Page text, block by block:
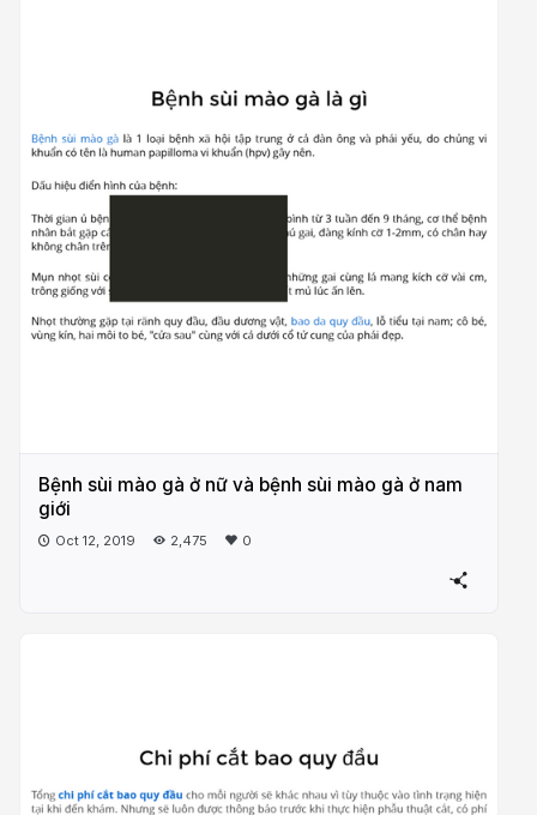
Bệnh sùi mào gà ở nữ và bệnh sùi mào gà ở nam
giới
Oct 12, 2019 2,475 0